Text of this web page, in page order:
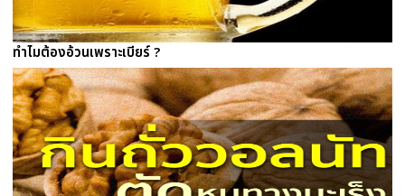
ทำไมต้องอ้วนเพราะเบียร์ ?